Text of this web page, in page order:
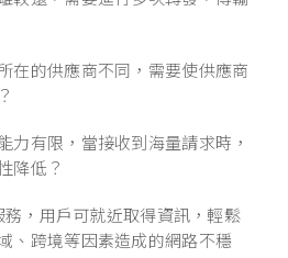
在的供應商不同，需要使供應商
力有限，當接收到海量請求時，
降低？
，用戶可就近取得資訊，輕鬆
、跨境等因素造成的網路不穩